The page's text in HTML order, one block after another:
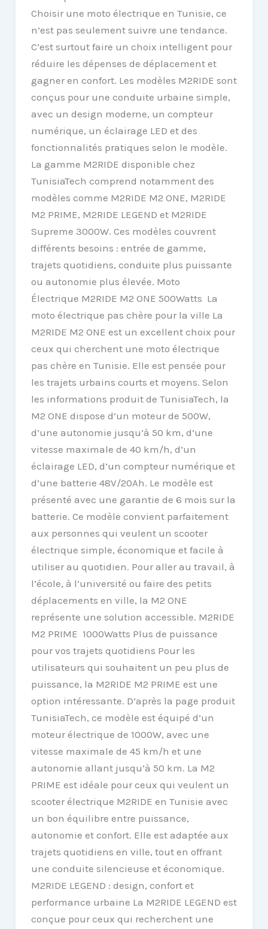
Choisir une moto électrique en Tunisie, ce
n’est pas seulement suivre une tendance.
C’est surtout faire un choix intelligent pour
réduire les dépenses de déplacement et
gagner en confort. Les modèles M2RIDE sont
conçus pour une conduite urbaine simple,
avec un design moderne, un compteur
numérique, un éclairage LED et des
fonctionnalités pratiques selon le modèle.
La gamme M2RIDE disponible chez
TunisiaTech comprend notamment des
modèles comme M2RIDE M2 ONE, M2RIDE
M2 PRIME, M2RIDE LEGEND et M2RIDE
Supreme 3000W. Ces modèles couvrent
différents besoins : entrée de gamme,
trajets quotidiens, conduite plus puissante
ou autonomie plus élevée. Moto
Électrique M2RIDE M2 ONE 500Watts La
moto électrique pas chère pour la ville La
M2RIDE M2 ONE est un excellent choix pour
ceux qui cherchent une moto électrique
pas chère en Tunisie. Elle est pensée pour
les trajets urbains courts et moyens. Selon
les informations produit de TunisiaTech, la
M2 ONE dispose d’un moteur de 500W,
d’une autonomie jusqu’à 50 km, d’une
vitesse maximale de 40 km/h, d’un
éclairage LED, d’un compteur numérique et
d’une batterie 48V/20Ah. Le modèle est
présenté avec une garantie de 6 mois sur la
batterie. Ce modèle convient parfaitement
aux personnes qui veulent un scooter
électrique simple, économique et facile à
utiliser au quotidien. Pour aller au travail, à
l’école, à l’université ou faire des petits
déplacements en ville, la M2 ONE
représente une solution accessible. M2RIDE
M2 PRIME 1000Watts Plus de puissance
pour vos trajets quotidiens Pour les
utilisateurs qui souhaitent un peu plus de
puissance, la M2RIDE M2 PRIME est une
option intéressante. D’après la page produit
TunisiaTech, ce modèle est équipé d’un
moteur électrique de 1000W, avec une
vitesse maximale de 45 km/h et une
autonomie allant jusqu’à 50 km. La M2
PRIME est idéale pour ceux qui veulent un
scooter électrique M2RIDE en Tunisie avec
un bon équilibre entre puissance,
autonomie et confort. Elle est adaptée aux
trajets quotidiens en ville, tout en offrant
une conduite silencieuse et économique.
M2RIDE LEGEND : design, confort et
performance urbaine La M2RIDE LEGEND est
conçue pour ceux qui recherchent une